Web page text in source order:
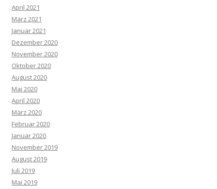
April 2021
März 2021
Januar 2021
Dezember 2020
November 2020
Oktober 2020
August 2020
Mai 2020
April 2020
März 2020
Februar 2020
Januar 2020
November 2019
August 2019
Juli 2019
Mai 2019